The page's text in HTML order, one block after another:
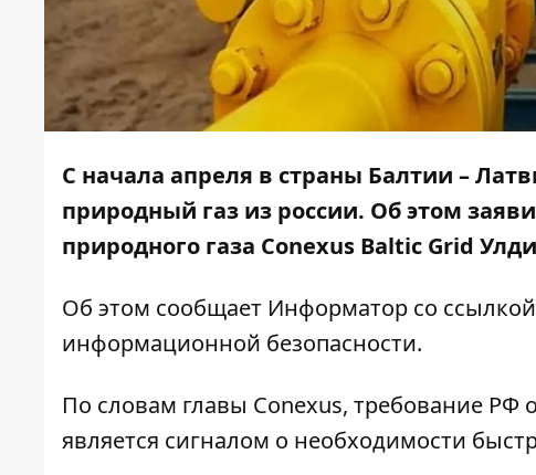
С начала апреля в страны Балтии –
природный газ из россии. Об этом
природного газа Conexus Baltic Grid
Об этом сообщает Информатор со
информационной безопасности.
По словам главы Conexus, требование РФ
является сигналом о необходимости